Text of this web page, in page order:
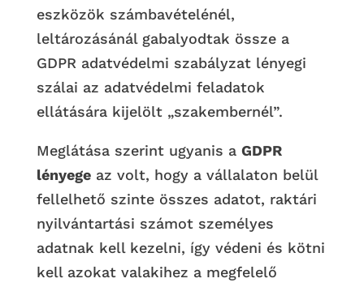
eszközök számbavételénél,
leltározásánál gabalyodtak össze a
GDPR adatvédelmi szabályzat lényegi
szálai az adatvédelmi feladatok
ellátására kijelölt „szakembernél”.
Meglátása szerint ugyanis a GDPR
lényegeaz volt, hogy a vállalaton belül
fellelhető szinte összes adatot, raktári
nyilvántartási számot személyes
adatnak kell kezelni, így védeni és kötni
kell azokat valakihez a megfelelő